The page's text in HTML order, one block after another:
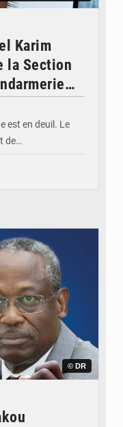
Karim
la Section
est en deuil. Le
de…
© DR